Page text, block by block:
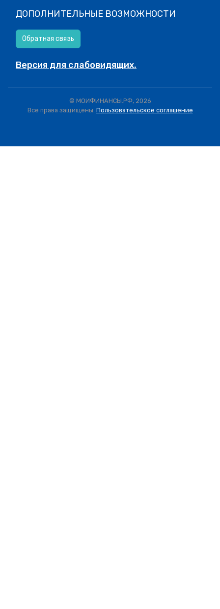
ДОПОЛНИТЕЛЬНЫЕ ВОЗМОЖНОСТИ
Обратная связь
Версия для слабовидящих.
© МОИФИНАНСЫ.РФ, 2026
Все права защищены. Пользовательское соглашение